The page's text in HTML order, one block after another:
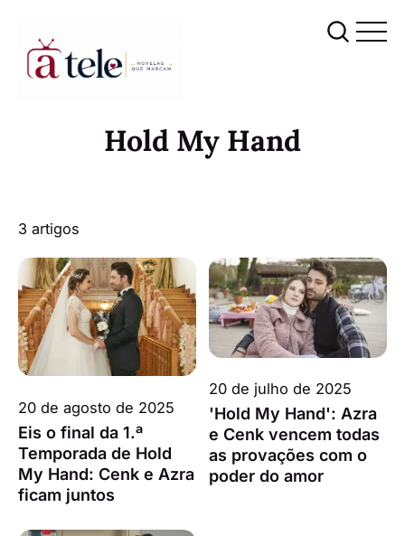
Hold My Hand
3 artigos
20 de agosto de 2025
Eis o final da 1.ª
Temporada de Hold
My Hand: Cenk e Azra
ficam juntos
20 de julho de 2025
'Hold My Hand': Azra
e Cenk vencem todas
as provações com o
poder do amor